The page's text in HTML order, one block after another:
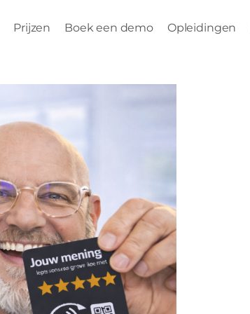
Prijzen Boek een demo Opleidingen